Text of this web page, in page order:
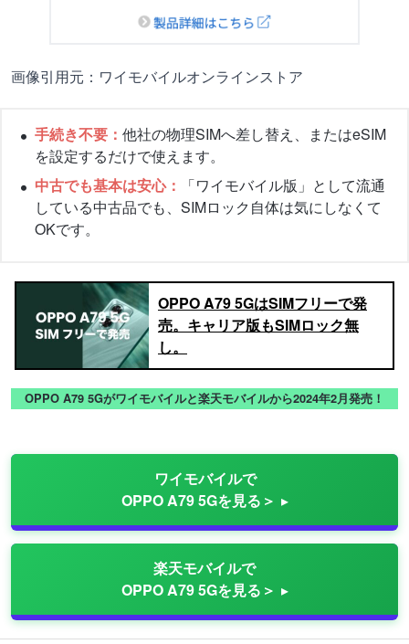
画像引用元：ワイモバイルオンラインストア
手続き不要： 他社の物理SIMへ差し替え、またはeSIM
を設定するだけで使えます。
中古でも基本は安心：
「ワイモバイル版」として流通
している中古品でも、SIMロック自体は気にしなくて
OKです。
OPPO A79 5GはSIMフリーで発
売。キャリア版もSIMロック無
し。
OPPO A79 5Gがワイモバイルと楽天モバイルから2024年2月発売！
ワイモバイルで
OPPO A79 5Gを見る＞
楽天モバイルで
OPPO A79 5Gを見る＞